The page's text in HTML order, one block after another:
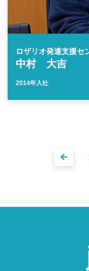
ロザリオ発達支援セ
中村 大吉
2014年入社